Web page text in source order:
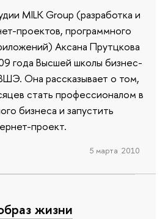
MILK Group (разработка и
проектов, программного
Аксана Прутцкова
года Высшей школы бизнес-
Она рассказывает о том,
стать профессионалом в
бизнеса и запустить
проект.
5 марта 2010
жизни